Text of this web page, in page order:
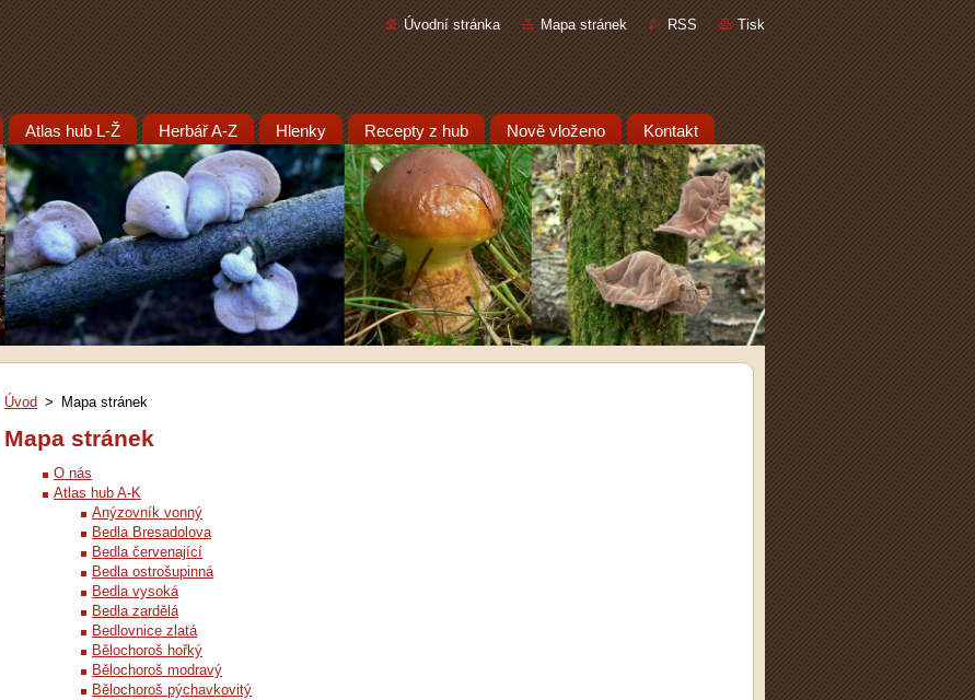
Úvodní stránka Mapa stránek RSS Tisk
Atlas hub L-Ž Herbář A-Z Hlenky Recepty z hub Nově vloženo Kontakt
Úvod > Mapa stránek
Mapa stránek
O nás
Atlas hub A-K
Anýzovník vonný
Bedla Bresadolova
Bedla červenající
Bedla ostrošupinná
Bedla vysoká
Bedla zardělá
Bedlovnice zlatá
Bělochoroš hořký
Bělochoroš modravý
Bělochoroš pýchavkovitý